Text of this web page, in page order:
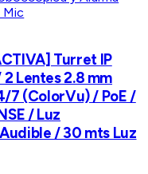
Turret IP
Lentes 2.8 mm
7 (ColorVu) / PoE /
/ Luz
/ 30 mts Luz